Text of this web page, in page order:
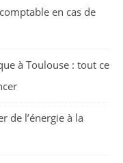
en cas de
à Toulouse : tout ce
de l’énergie à la